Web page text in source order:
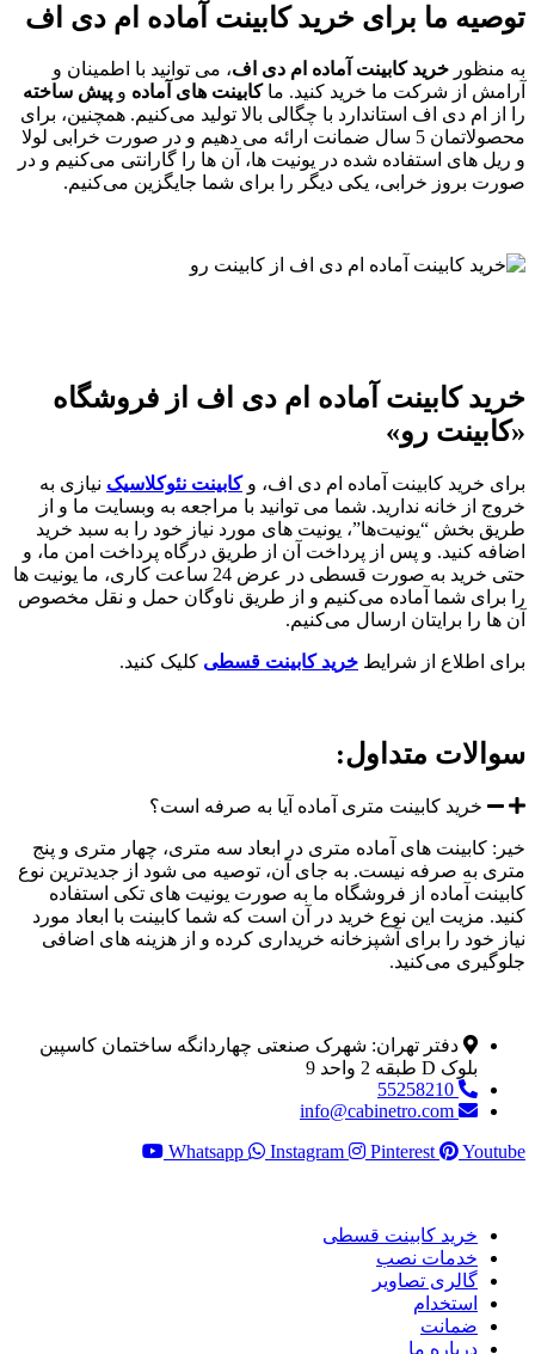
توصیه ما برای خرید کابینت آماده ام دی اف
به منظور خرید کابینت آماده ام دی اف، می‌ توانید با اطمینان و
آرامش از شرکت ما خرید کنید. ماکابینت‌ های آماده و پیش‌ ساخته
را از ام دی اف استاندارد با چگالی بالا تولید می‌کنیم. همچنین، برای
محصولاتمان 5 سال ضمانت ارائه می‌ دهیم و در صورت خرابی لولا
و ریل‌ های استفاده شده در یونیت ها، آن ها را گارانتی می‌کنیم و در
صورت بروز خرابی، یکی دیگر را برای شما جایگزین می‌کنیم.
خرید کابینت آماده ام دی اف از فروشگاه
«کابینت رو»
برای خرید کابینت آماده ام دی اف، وکابینت نئوکلاسیک نیازی به
خروج از خانه ندارید. شما می‌ توانید با مراجعه به وبسایت ما و از
طریق بخش “یونیت‌ها”، یونیت‌ های مورد نیاز خود را به سبد خرید
اضافه کنید. و پس از پرداخت آن از طریق درگاه پرداخت امن ما، و
حتی خرید به صورت قسطی در عرض 24 ساعت کاری، ما یونیت‌ ها
را برای شما آماده می‌کنیم و از طریق ناوگان حمل و نقل مخصوص
آن‌ ها را برایتان ارسال می‌کنیم.
برای اطلاع از شرایط خرید کابینت قسطی کلیک کنید.
سوالات متداول:
خرید کابینت متری آماده آیا به صرفه است؟
خیر: کابینت‌ های آماده متری در ابعاد سه متری، چهار متری و پنج
متری به صرفه نیست. به جای آن، توصیه می‌ شود از جدیدترین نوع
کابینت آماده از فروشگاه ما به صورت یونیت های تکی استفاده
کنید. مزیت این نوع خرید در آن است که شما کابینت با ابعاد مورد
نیاز خود را برای آشپزخانه خریداری کرده و از هزینه‌ های اضافی
جلوگیری می‌کنید.
دفتر تهران: شهرک صنعتی چهاردانگه ساختمان کاسپین
بلوک D طبقه 2 واحد 9
55258210
info@cabinetro.com
Whatsapp
Instagram Pinterest Youtube
خرید کابینت قسطی
خدمات نصب
گالری تصاویر
استخدام
ضمانت
درباره ما